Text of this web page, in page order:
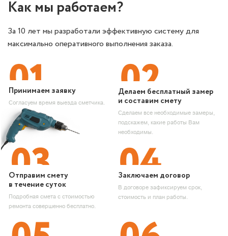
Как мы работаем?
За 10 лет мы разработали эффективную систему для
максимально оперативного выполнения заказа.
Принимаем заявку
Согласуем время выезда сметчика.
Делаем бесплатный замер
и составим смету
Сделаем все необходимые замеры,
подскажем, какие работы Вам
необходимы.
Отправим смету
в течение суток
Подробная смета с стоимостью
ремонта совершенно бесплатно.
Заключаем договор
В договоре зафиксируем срок,
стоимость и план работы.